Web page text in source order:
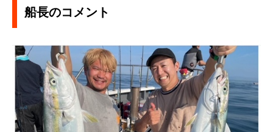
船長のコメント